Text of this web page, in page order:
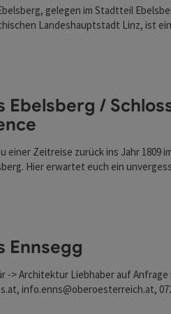
gelegen im Stadtteil
Landeshauptstadt Linz, ist
Erstmals im Jahr 1154
Ebelsberg /
einer Zeitreise zurück ins Jahr 1809
Hier erwartet euch ein
Mai 1809 führt.
Ennsegg
-> Architektur Liebhaber auf Anfrage
info.enns@oberoesterreich.at,